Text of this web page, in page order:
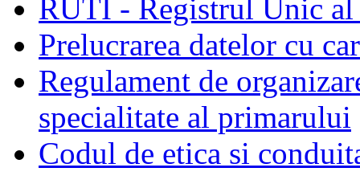
RUTI - Registrul Unic al
Prelucrarea datelor cu
Regulament de
specialitate al primarului
Codul de etica si